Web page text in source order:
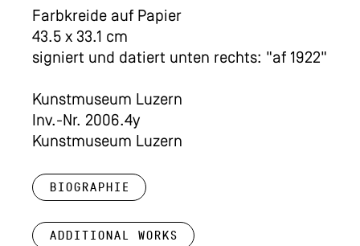
Farbkreide auf Papier
43.5 x 33.1 cm
signiert und datiert unten rechts: "af 1922"
Kunstmuseum Luzern
Inv.-Nr. 2006.4y
Kunstmuseum Luzern
Biographie
Additional works